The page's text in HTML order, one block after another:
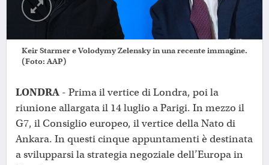
Keir Starmer e Volodymy Zelensky in una recente immagine.
(Foto: AAP)
LONDRA - Prima il vertice di Londra, poi la
riunione allargata il 14 luglio a Parigi. In mezzo il
G7, il Consiglio europeo, il vertice della Nato di
Ankara. In questi cinque appuntamenti è destinata
a svilupparsi la strategia negoziale dell’Europa in